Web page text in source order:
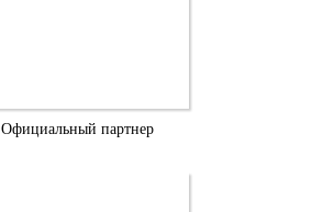
Официальный партнер